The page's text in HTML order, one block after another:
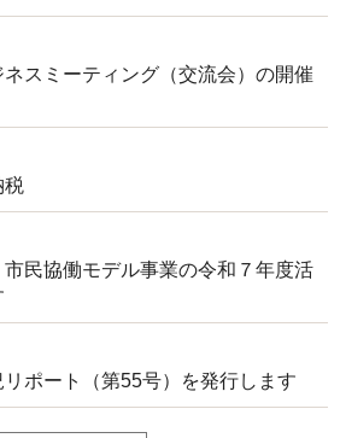
スミーティング（交流会）の開催
税
民協働モデル事業の令和７年度活
ポート（第55号）を発行します